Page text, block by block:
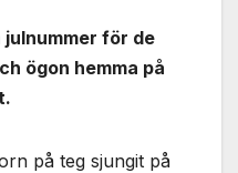
för de
ögon hemma på
på teg sjungit på